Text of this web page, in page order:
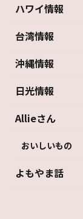
ハワイ情報
台湾情報
沖縄情報
日光情報
Allieさん
おいしいもの
よもやま話